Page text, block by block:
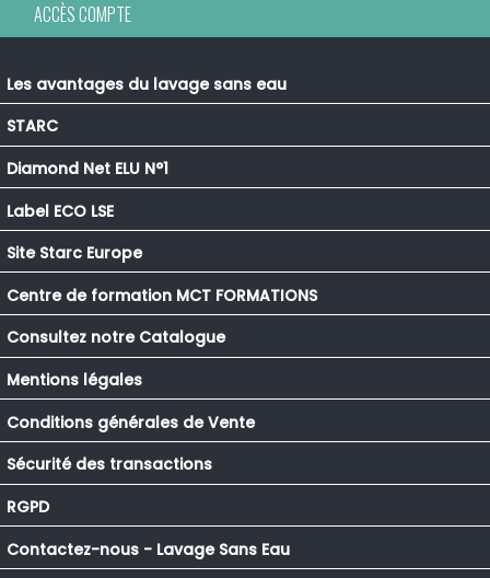
ACCÈS COMPTE
Les avantages du lavage sans eau
STARC
Diamond Net ELU N°1
Label ECO LSE
Site Starc Europe
Centre de formation MCT FORMATIONS
Consultez notre Catalogue
Mentions légales
Conditions générales de Vente
Sécurité des transactions
RGPD
Contactez-nous - Lavage Sans Eau